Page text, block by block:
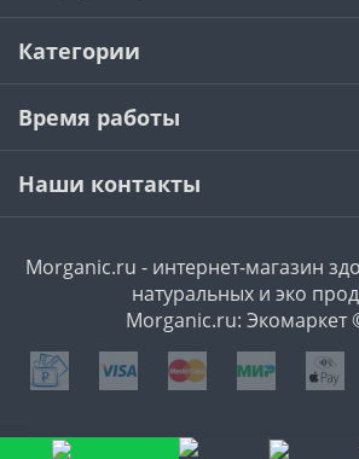
Категории
Время работы
Наши контакты
Morganic.ru - интернет-магазин
натуральных и эко
Morganic.ru: Экомаркет